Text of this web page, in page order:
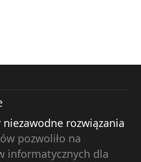
rozwiązania
pozwoliło na
informatycznych dla